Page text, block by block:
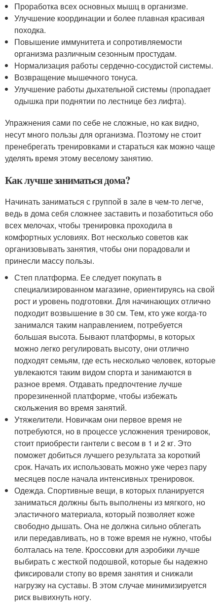
Проработка всех основных мышц в организме.
Улучшение координации и более плавная красивая
походка.
Повышение иммунитета и сопротивляемости
организма различным сезонным простудам.
Нормализация работы сердечно-сосудистой системы.
Возвращение мышечного тонуса.
Улучшение работы дыхательной системы (пропадает
одышка при поднятии по лестнице без лифта).
Упражнения сами по себе не сложные, но как видно,
несут много пользы для организма. Поэтому не стоит
пренебрегать тренировками и стараться как можно чаще
уделять время этому веселому занятию.
Как лучше заниматься дома?
Начинать заниматься с группой в зале в чем-то легче,
ведь в дома себя сложнее заставить и позаботиться обо
всех мелочах, чтобы тренировка проходила в
комфортных условиях. Вот несколько советов как
организовывать занятия, чтобы они порадовали и
принесли массу пользы.
Степ платформа. Ее следует покупать в
специализированном магазине, ориентируясь на свой
рост и уровень подготовки. Для начинающих отлично
подходит возвышение в 30 см. Тем, кто уже когда-то
занимался таким направлением, потребуется
большая высота. Бывают платформы, в которых
можно легко регулировать высоту, они отлично
подходят семьям, где есть несколько человек, которые
увлекаются таким видом спорта и занимаются в
разное время. Отдавать предпочтение лучше
прорезиненной платформе, чтобы избежать
скольжения во время занятий.
Утяжелители. Новичкам они первое время не
потребуются, но в процессе усложнения тренировок,
стоит приобрести гантели с весом в 1 и 2 кг. Это
поможет добиться лучшего результата за короткий
срок. Начать их использовать можно уже через пару
месяцев после начала интенсивных тренировок.
Одежда. Спортивные вещи, в которых планируется
заниматься должны быть выполнены из мягкого, но
эластичного материала, который позволяет коже
свободно дышать. Она не должна сильно облегать
или передавливать, но в тоже время не нужно, чтобы
болталась на теле. Кроссовки для аэробики лучше
выбирать с жесткой подошвой, которые бы надежно
фиксировали стопу во время занятия и снижали
нагрузку на суставы. В этом случае минимизируется
риск вывихнуть ногу.